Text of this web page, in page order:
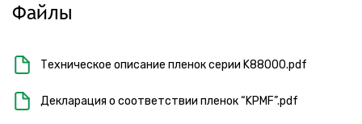
Файлы
Техническое описание пленок серии K88000.pdf
Декларация о соответствии пленок “KPMF”.pdf